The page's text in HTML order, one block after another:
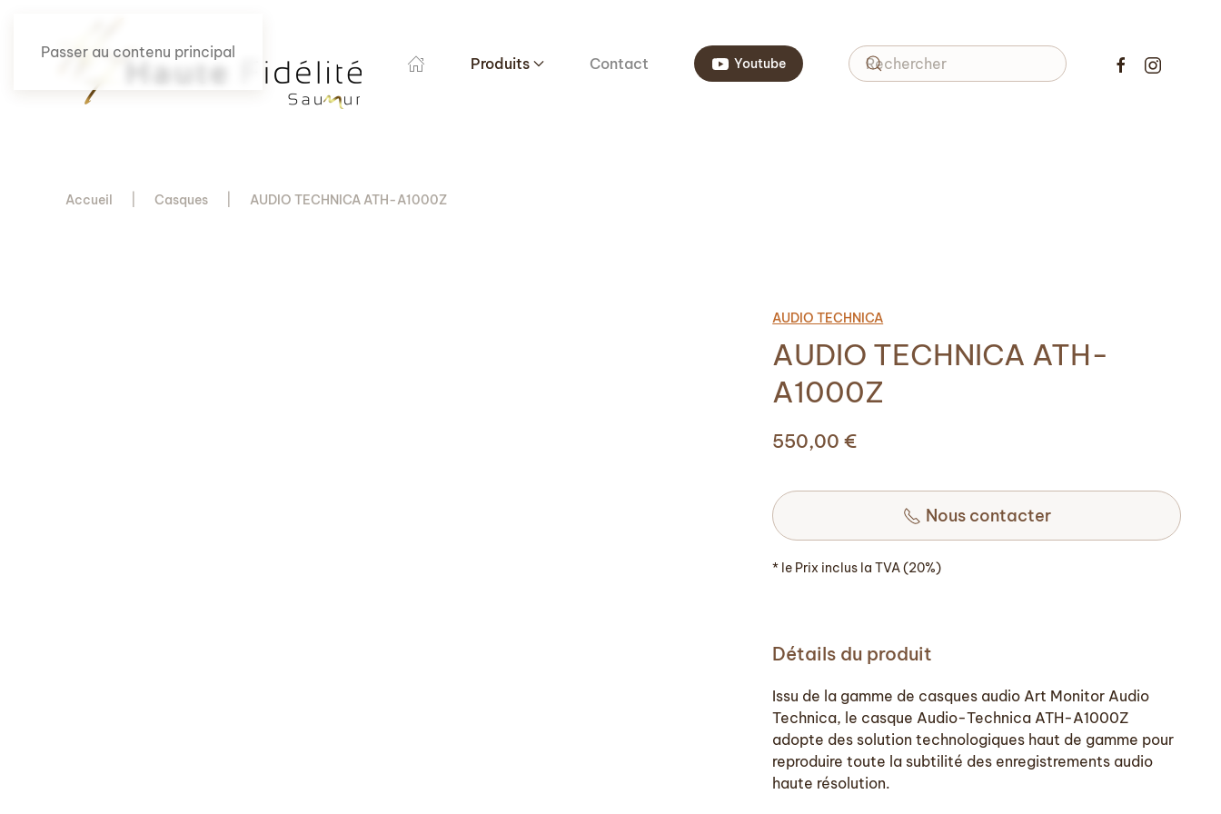
Passer au contenu principal
Produits Contact Youtube
Accueil Casques AUDIO TECHNICA ATH-A1000Z
AUDIO TECHNICA
AUDIO TECHNICA ATH-
A1000Z
550,00€
Nous contacter
* le Prix inclus la TVA (20%)
Détails du produit
Issu de la gamme de casques audio Art Monitor Audio
Technica, le casque Audio-Technica ATH-A1000Z
adopte des solution technologiques haut de gamme pour
reproduire toute la subtilité des enregistrements audio
haute résolution.